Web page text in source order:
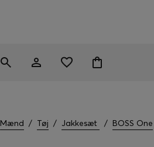
Mænd / Tøj / Jakkesæt / BOSS One